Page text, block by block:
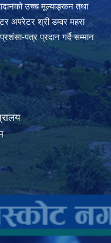
उच्च मूल्याङ्कन तथा
अपरेटर श्री डम्वर महरा
पत्र प्रदान गर्दै सम्मान